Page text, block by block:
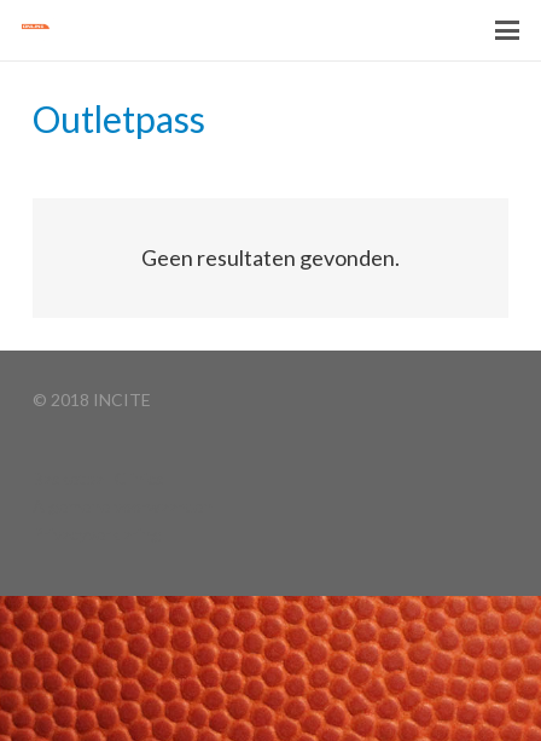
Outletpass
Geen resultaten gevonden.
© 2018 INCITE